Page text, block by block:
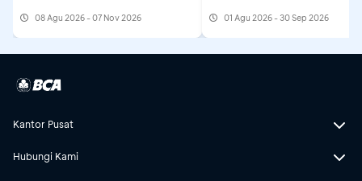
08 Agu 2026 - 07 Nov 2026 01 Agu 2026 - 30 Sep 2026
Kantor Pusat
Hubungi Kami